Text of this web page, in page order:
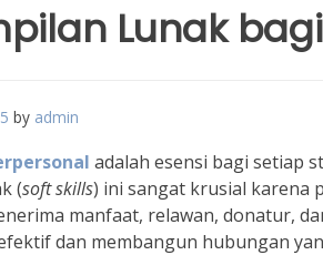
Lunak
by admin
adalah esensi bagi setiap
(soft skills) ini sangat krusial karena
manfaat, relawan, donatur,
dan membangun hubungan